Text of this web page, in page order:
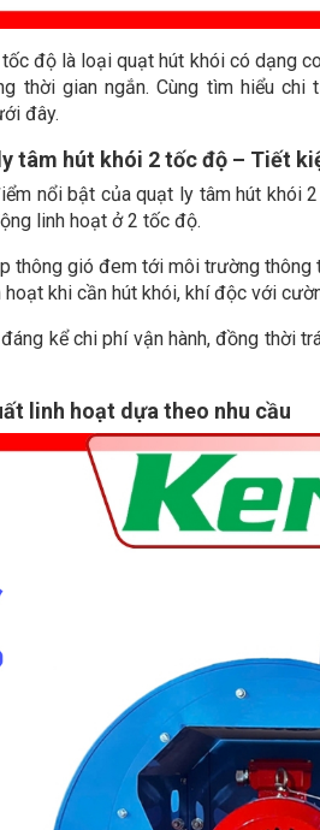
độ là loại quạt hút khói có dạng
thời gian ngắn. Cùng tìm hiểu
đây.
tâm hút khói 2 tốc độ – Tiết
nổi bật của quạt ly tâm hút khói
linh hoạt ở 2 tốc độ.
thông gió đem tới môi trường thông
khi cần hút khói, khí độc với
kể chi phí vận hành, đồng thời
linh hoạt dựa theo nhu cầu